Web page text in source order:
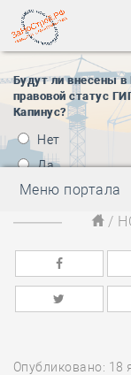
Будут ли внесены
правовой статус
Капинус?
Нет
Да
Меню портала
/
Опубликовано: 18